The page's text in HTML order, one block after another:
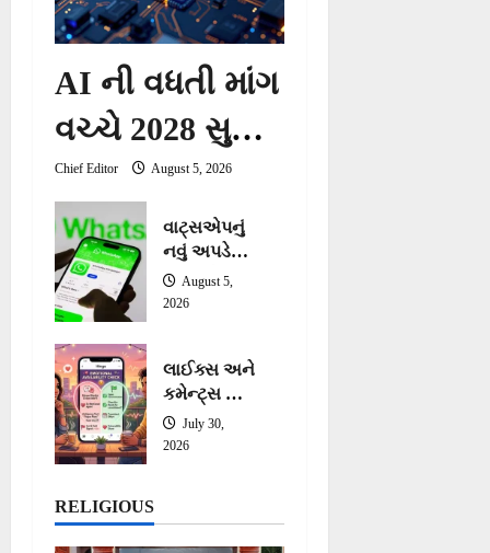
AI ની વધતી માંગ
વચ્ચે 2028 સુધી
ચિપની અછત
સર્જાઈ શકે છે:
Samsung ની
ચેતવણી
Chief Editor August 5, 2026
વાટ્સએપનું
નવું અપડેટ:
ગ્રુપ ચેટ્સ
માટે 3 નવા
તમામ વિગતો
August 5,
2026
લાઈક્સ અને
કમેન્ટ્સ ન
મળવા પર
બગડે છે Gen
July 30,
2026
RELIGIOUS